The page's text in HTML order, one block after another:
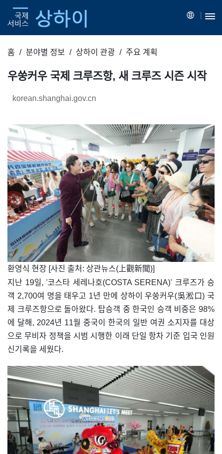
홈 분야별 정보 상하이 관광 주요 계획
우쑹커우 국제 크루즈항, 새 크루즈 시즌 시작
korean.shanghai.gov.cn
​환영식 현장 [사진 출처: 상관뉴스(上觀新聞)]
지난 19일, '코스타 세레나호(COSTA SERENA)' 크루즈가 승
객 2,700여 명을 태우고 1년 만에 상하이 우쑹커우(吳淞口) 국
제 크루즈항으로 돌아왔다. 탑승객 중 한국인 승객 비중은 98%
에 달해, 2024년 11월 중국이 한국의 일반 여권 소지자를 대상
으로 무비자 정책을 시범 시행한 이래 단일 항차 기준 입국 인원
신기록을 세웠다.